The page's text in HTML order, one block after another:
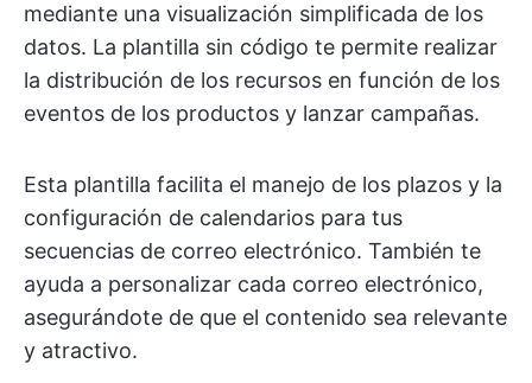
mediante una visualización simplificada de los
datos. La plantilla sin código te permite realizar
la distribución de los recursos en función de los
eventos de los productos y lanzar campañas.
Esta plantilla facilita el manejo de los plazos y la
configuración de calendarios para tus
secuencias de correo electrónico. También te
ayuda a personalizar cada correo electrónico,
asegurándote de que el contenido sea relevante
y atractivo.